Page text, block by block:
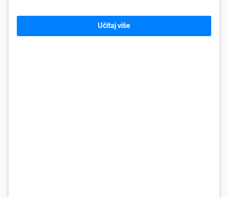
Učitaj više